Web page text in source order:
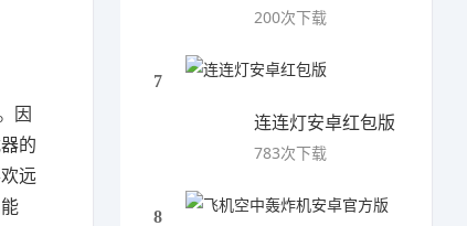
因
的
远
200次下载
7
连连灯安卓红包版
783次下载
8